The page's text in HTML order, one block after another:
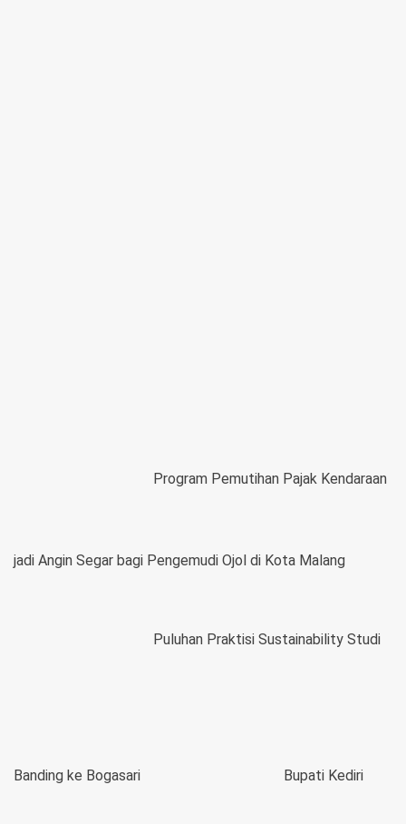
Program Pemutihan Pajak Kendaraan
jadi Angin Segar bagi Pengemudi Ojol di Kota Malang
Puluhan Praktisi Sustainability Studi
Banding ke Bogasari Bupati Kediri